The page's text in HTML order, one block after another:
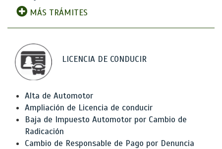
MÁS TRÁMITES
LICENCIA DE CONDUCIR
Alta de Automotor
Ampliación de Licencia de conducir
Baja de Impuesto Automotor por Cambio de
Radicación
Cambio de Responsable de Pago por Denuncia